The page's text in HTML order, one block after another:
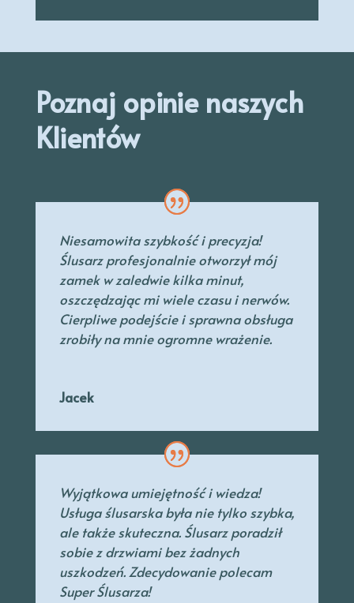
Poznaj opinie naszych
Klientów
Niesamowita szybkość i precyzja!
Ślusarz profesjonalnie otworzył mój
zamek w zaledwie kilka minut,
oszczędzając mi wiele czasu i nerwów.
Cierpliwe podejście i sprawna obsługa
zrobiły na mnie ogromne wrażenie.
Jacek
Wyjątkowa umiejętność i wiedza!
Usługa ślusarska była nie tylko szybka,
ale także skuteczna. Ślusarz poradził
sobie z drzwiami bez żadnych
uszkodzeń. Zdecydowanie polecam
Super Ślusarza!